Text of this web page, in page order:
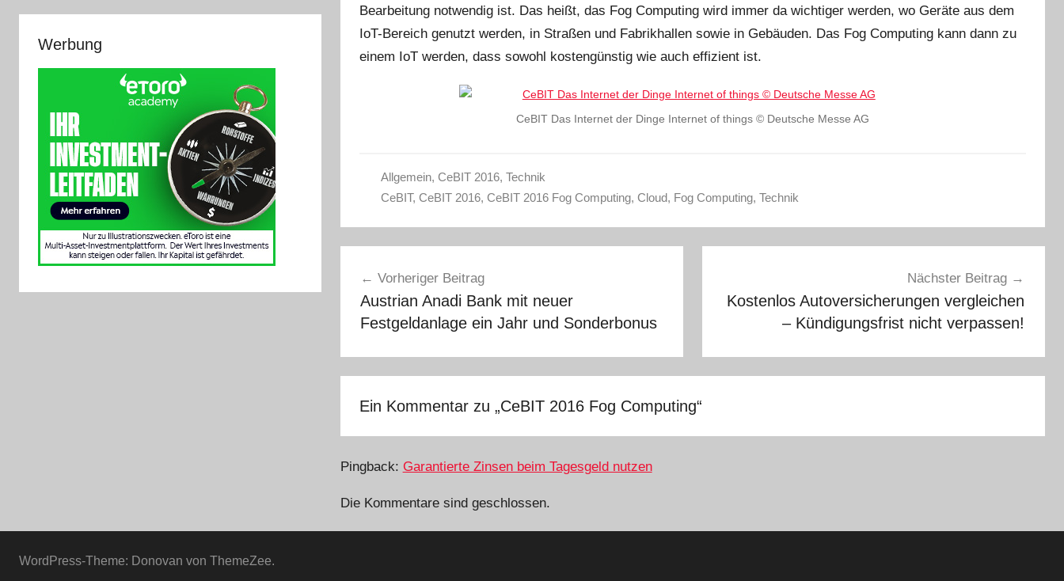
Bearbeitung notwendig ist. Das heißt, das Fog Computing wird immer da wichtiger werden, wo Geräte aus dem
IoT-Bereich genutzt werden, in Straßen und Fabrikhallen sowie in Gebäuden. Das Fog Computing kann dann zu
einem IoT werden, dass sowohl kostengünstig wie auch effizient ist.
CeBIT Das Internet der Dinge Internet of things © Deutsche Messe AG
Allgemein,CeBIT 2016,Technik
CeBIT,CeBIT 2016,CeBIT 2016 Fog Computing,Cloud, Fog Computing,Technik
Vorheriger Beitrag
Austrian Anadi Bank mit neuer
Festgeldanlage ein Jahr und Sonderbonus
Nächster Beitrag
Kostenlos Autoversicherungen vergleichen
– Kündigungsfrist nicht verpassen!
Ein Kommentar zu „CeBIT 2016 Fog Computing“
Pingback: Garantierte Zinsen beim Tagesgeld nutzen
Die Kommentare sind geschlossen.
Werbung
WordPress-Theme: Donovan von ThemeZee.